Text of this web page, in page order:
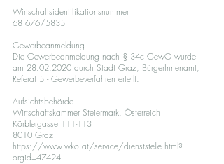
Wirtschaftsidentifikationsnummer
68 676/5835
Gewerbeanmeldung
Die Gewerbeanmeldung nach § 34c GewO wurde
am 28.02.2020 durch Stadt Graz, BürgerInnenamt,
Referat 5 - Gewerbeverfahren erteilt.
Aufsichtsbehörde
Wirtschaftskammer Steiermark, Österreich
Körblergasse 111-113
8010 Graz
https://www.wko.at/service/dienststelle.html?
orgid=47424